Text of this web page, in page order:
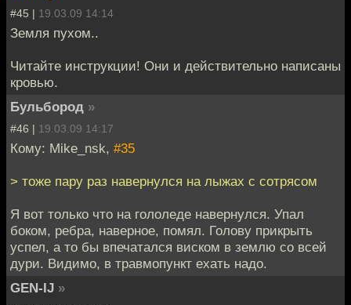
#45 | 19.03.09 14:14
Земля пухом..
Читайте инструкции! Они и действительно написаны
кровью.
Бульбород »
#46 | 19.03.09 14:17
Кому: Mike_nsk, #35
> тоже пару раз навернулся на лыжах с сотрясом
Я вот только что на гололеде навернулся. Упал
боком, ребра, наверное, помял. Голову прикрыть
успел, а то бы впечатался виском в землю со всей
дури. Видимо, в травмопункт ехать надо.
GEN-IJ »